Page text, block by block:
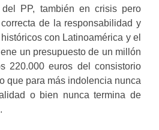
del PP, también en crisis pero
de la responsabilidad y
con Latinoamérica y el
un presupuesto de un millón
220.000 euros del consistorio
que para más indolencia nunca
o bien nunca termina de